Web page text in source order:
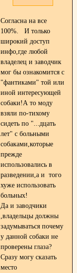
Согласна на все
100%.
И только
широкий доступ
инфо,где любой
владелец и заводчик
мог бы ознакомится с
"фантиками" той или
иной интересующей
собаки!А то моду
взяли по-тихому
сидеть по "...дцать
лет" с больными
собаками,которые
прежде
использовались в
разведении,а и того
хуже использовать
больных!
Да и заводчики
,владельцы должны
задумываться почему
у данной собаки не
проверены глаза?
Сразу могу сказать
место